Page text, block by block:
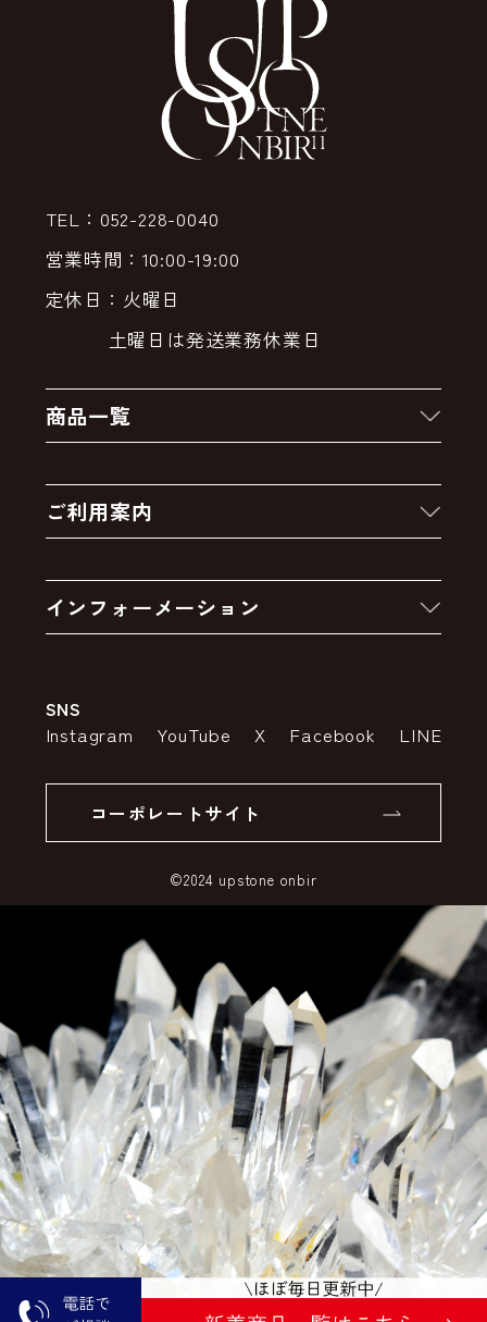
TEL：052-228-0040
営業時間：10:00-19:00
定休日：火曜日
土曜日は発送業務休業日
商品一覧
クーポン
卸販売・大量注文
アウトレットセール
ご利用案内
お支払いについて
インフォーメーション
特定商取引法の表示
SSLサーバー証明書とは
SNS
Instagram YouTube X Facebook LINE
コーポレートサイト
©2024 upstone onbir